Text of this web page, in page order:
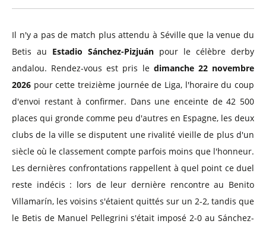
Il n'y a pas de match plus attendu à Séville que la venue du
Betis au Estadio Sánchez-Pizjuán pour le célèbre derby
andalou. Rendez-vous est pris le dimanche 22 novembre
2026 pour cette treizième journée de Liga, l'horaire du coup
d'envoi restant à confirmer. Dans une enceinte de 42 500
places qui gronde comme peu d'autres en Espagne, les deux
clubs de la ville se disputent une rivalité vieille de plus d'un
siècle où le classement compte parfois moins que l'honneur.
Les dernières confrontations rappellent à quel point ce duel
reste indécis : lors de leur dernière rencontre au Benito
Villamarín, les voisins s'étaient quittés sur un 2-2, tandis que
le Betis de Manuel Pellegrini s'était imposé 2-0 au Sánchez-